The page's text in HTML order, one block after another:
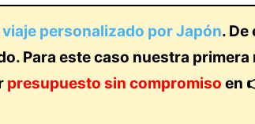
personalizado por Japón.
Para este caso nuestra
presupuesto sin compromiso en